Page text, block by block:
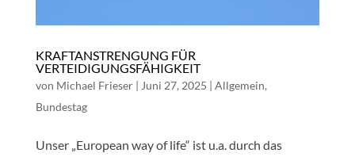
KRAFTANSTRENGUNG FÜR
VERTEIDIGUNGSFÄHIGKEIT
von Michael Frieser| Juni 27, 2025 | Allgemein,
Bundestag
Unser „European way of life“ ist u.a. durch das